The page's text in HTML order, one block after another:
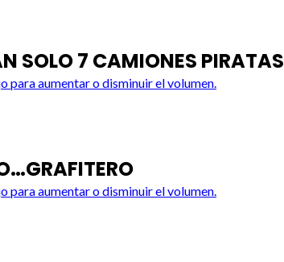
para aumentar o disminuir el volumen.
SOLO 7 CAMIONES PIRATAS
para aumentar o disminuir el volumen.